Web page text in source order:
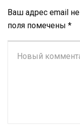
Ваш адрес email
поля помечены *
комментарий*